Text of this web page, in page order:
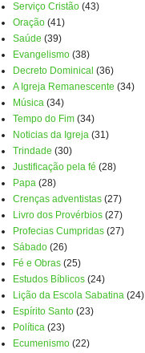
Serviço Cristão (43)
Oração (41)
Saúde (39)
Evangelismo (38)
Decreto Dominical (36)
A Igreja Remanescente (34)
Música (34)
Tempo do Fim (34)
Noticias da Igreja (31)
Trindade (30)
Justificação pela fé (28)
Papa (28)
Crenças adventistas (27)
Livro dos Provérbios (27)
Profecias Cumpridas (27)
Sábado (26)
Fé e Obras (25)
Estudos Bíblicos (24)
Lição da Escola Sabatina (24)
Espírito Santo (23)
Política (23)
Ecumenismo (22)